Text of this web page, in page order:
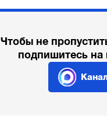
Чтобы не
подпишитесь на